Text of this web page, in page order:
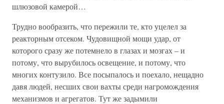
шлюзовой камерой…
Трудно вообразить, что пережили те, кто уцелел за
реакторным отсеком. Чудовищной мощи удар, от
которого сразу же потемнело в глазах и мозгах – и
потому, что вырубилось освещение, и потому, что
многих контузило. Все посыпалось и поехало, нещадно
давя людей, несших свои вахты среди нагромождения
механизмов и агрегатов. Тут же задымили